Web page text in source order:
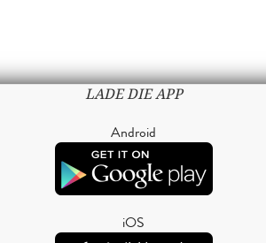
LADE DIE APP
Android
iOS